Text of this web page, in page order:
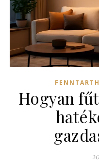
Hogyan